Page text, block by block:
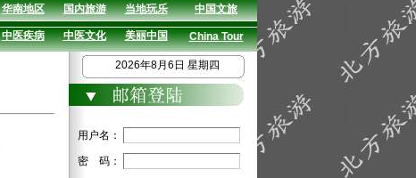
华南地区 国内旅游 当地玩乐 中国文旅
中医疾病 中医文化 美丽中国
China Tour
2026年8月6日 星期四
用户名：
密 码：